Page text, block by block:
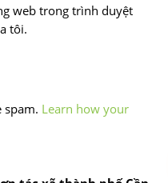
web trong trình duyệt
tôi.
spam. Learn how your